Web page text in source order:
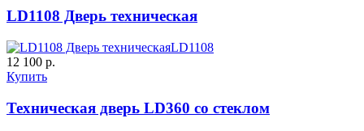
LD1108 Дверь техническая
LD1108
12 100 р.
Купить
Техническая дверь LD360 со стеклом